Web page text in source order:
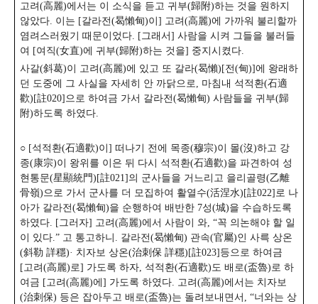
고려(高麗)에서는 이 소식을 듣고 귀부(歸附)하는 것을 원하지
않았다. 이는 [갈라전(曷懶甸)이] 고려(高麗)에 가까워 불리할까
염려스러웠기 때문이었다. [그래서] 사람을 시켜 그들을 불러들
여 [여직(女直)에 귀부(歸附)하는 것을] 중지시켰다.
사갈(斜葛)이 고려(高麗)에 있고 또 갈라(曷懶)[전(甸)]에 왕래하
던 도중에 그 사실을 자세히 안 까닭으로, 마침내 석적환(石適
歡)[註020]으로 하여금 가서 갈라전(曷懶甸) 사람들을 귀부(歸
附)하도록 하였다.
○ [석적환(石適歡)이] 떠나기 전에 목종(穆宗)이 몰(沒)하고 강
종(康宗)이 왕위를 이은 뒤 다시 석적환(石適歡)을 파견하여 성
현통문(星顯統門)[註021]의 군사들을 거느리고 을리골령(乙離
骨嶺)으로 가서 군사를 더 모집하여 활열수(活涅水)[註022]로 나
아가 갈라전(曷懶甸)을 순행하여 배반한 7성(城)을 수습하도록
하였다. [그러자] 고려(高麗)에서 사람이 와, “꼭 의논해야 할 일
이 있다.” 고 통고하니. 갈라전(曷懶甸) 관속(官屬)인 사륵 상온
(斜勒 詳穩)· 치자보 상온(治刺保 詳穩)[註023]등으로 하여금
[고려(高麗)로] 가도록 하자, 석적환(石適歡)도 배로(盃魯)로 하
여금 [고려(高麗)에] 가도록 하였다. 고려(高麗)에서는 치자보
(治刺保) 등은 잡아두고 배로(盃魯)는 돌려보내면서, “너와는 상